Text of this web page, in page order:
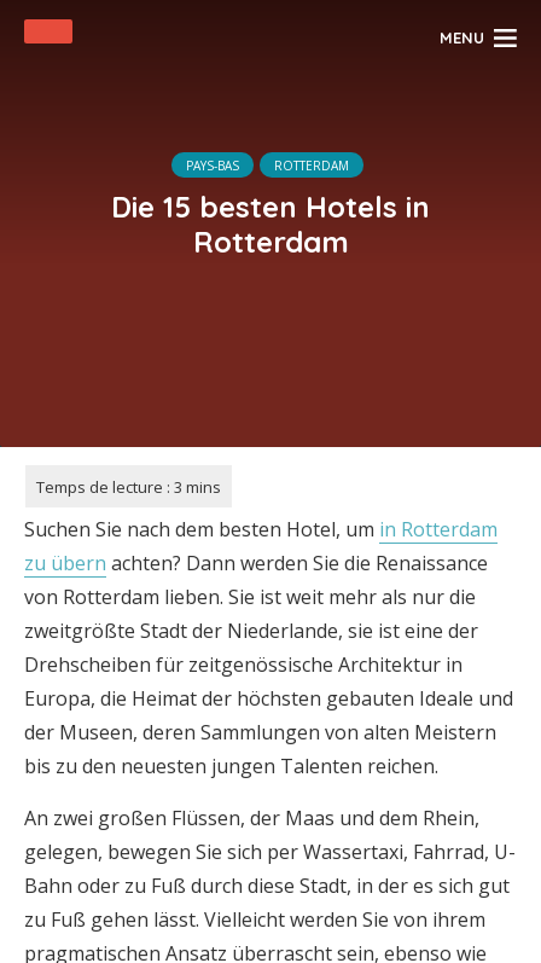
MENU
PAYS-BAS ROTTERDAM
Die 15 besten Hotels in
Rotterdam
Suchen Sie nach dem besten Hotel, um in Rotterdam
zu übern achten? Dann werden Sie die Renaissance
von Rotterdam lieben. Sie ist weit mehr als nur die
zweitgrößte Stadt der Niederlande, sie ist eine der
Drehscheiben für zeitgenössische Architektur in
Europa, die Heimat der höchsten gebauten Ideale und
der Museen, deren Sammlungen von alten Meistern
bis zu den neuesten jungen Talenten reichen.
An zwei großen Flüssen, der Maas und dem Rhein,
gelegen, bewegen Sie sich per Wassertaxi, Fahrrad, U-
Bahn oder zu Fuß durch diese Stadt, in der es sich gut
zu Fuß gehen lässt. Vielleicht werden Sie von ihrem
pragmatischen Ansatz überrascht sein, ebenso wie